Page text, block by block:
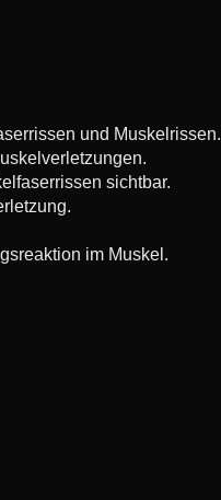
und Muskelrissen.
sichtbar.
im Muskel.